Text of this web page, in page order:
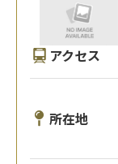
アクセス
所在地